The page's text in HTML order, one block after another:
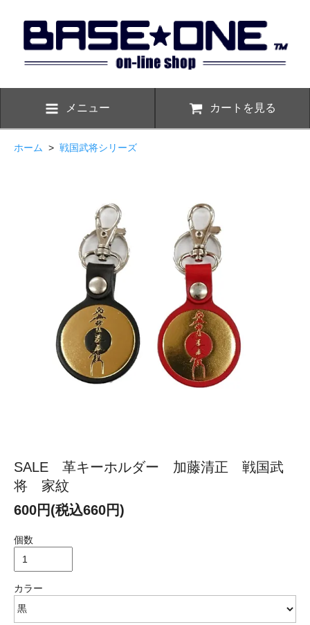
メニュー カートを見る
ホーム > 戦国武将シリーズ
SALE 革キーホルダー 加藤清正 戦国武
将 家紋
600円(税込660円)
個数
カラー